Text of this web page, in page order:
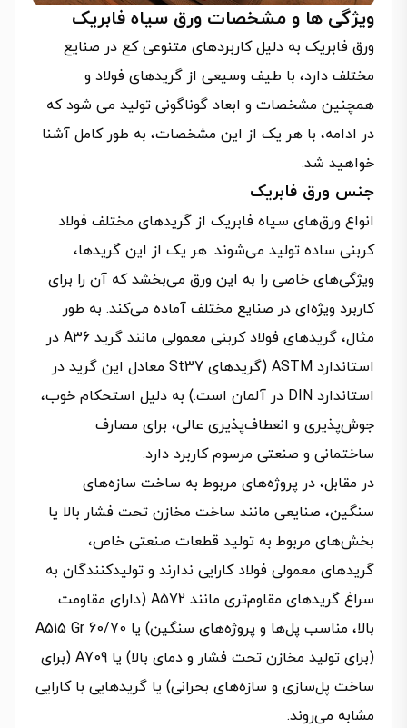
ویژگی ها و مشخصات ورق سیاه فابریک
ورق فابریک به دلیل کاربردهای متنوعی کع در صنایع
مختلف دارد، با طیف وسیعی از گریدهای فولاد و
همچنین مشخصات و ابعاد گوناگونی تولید می شود که
در ادامه، با هر یک از این مشخصات، به طور کامل آشنا
خواهید شد.
جنس ورق فابریک
انواع ورق‌های سیاه فابریک از گریدهای مختلف فولاد
کربنی ساده تولید می‌شوند. هر یک از این گریدها،
ویژگی‌های خاصی را به این ورق می‌بخشد که آن را برای
کاربرد ویژه‌ای در صنایع مختلف آماده می‌کند. به طور
مثال، گریدهای فولاد کربنی معمولی مانند گرید A36 در
استاندارد ASTM (گریدهای St37 معادل این گرید در
استاندارد DIN در آلمان است.) به دلیل استحکام خوب،
جوش‌پذیری و انعطاف‌پذیری عالی، برای مصارف
ساختمانی و صنعتی مرسوم کاربرد دارد.
در مقابل، در پروژه‌های مربوط به ساخت سازه‌های
سنگین‌، صنایعی مانند ساخت مخازن تحت فشار بالا یا
بخش‌های مربوط به تولید قطعات صنعتی خاص،
گریدهای معمولی فولاد کارایی ندارند و تولیدکنندگان به
سراغ گریدهای مقاوم‌تری مانند A572 (دارای مقاومت
بالا، مناسب پل‌ها و پروژه‌های سنگین) یا A515 Gr 60/70
(برای تولید مخازن تحت فشار و دمای بالا) یا A709 (برای
ساخت پل‌سازی و سازه‌های بحرانی) یا گریدهایی با کارایی
مشابه می‌روند.